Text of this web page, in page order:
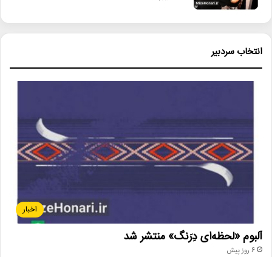
انتخاب سردبیر
اخبار
آلبوم «لحظه‌ای دِرَنگ» منتشر شد
6 روز پیش